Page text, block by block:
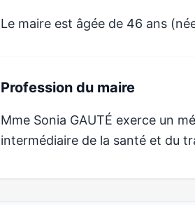
Le maire est âgée de 46 ans
Profession du maire
Mme Sonia GAUTÉ exerce un
intermédiaire de la santé et du